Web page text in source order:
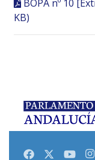
BOPA nº 10
KB)
FacebookTwitter